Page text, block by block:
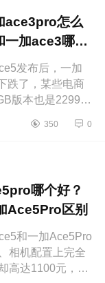
ace3pro怎么
一加ace3哪个
发布后，一加
跌了，某些电商
版本也是2299元
8Gen3处理器，
350 0
哪个好？
Ace5Pro区别
和一加Ace5Pro
相机配置上完全
高达1100元，起